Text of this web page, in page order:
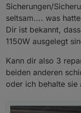
Sicherungen/
seltsam.... was
Dir ist bekannt,
1150W ausgelegt
Kann dir also 3
beiden anderen
oder ich behalte sie